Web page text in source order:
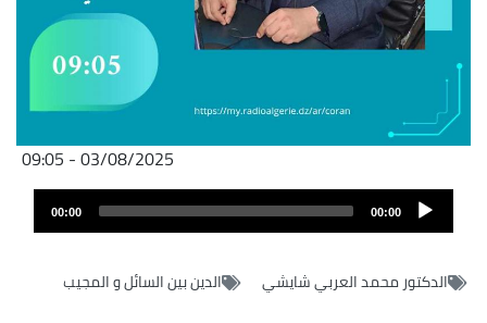
03/08/2025 - 09:05
00:00
00:00
الدكتور محمد العربي شايشي الدين بين السائل و المجيب